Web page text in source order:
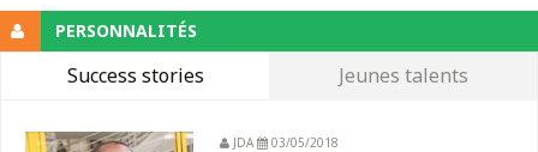
PERSONNALITÉS
Success stories Jeunes talents
JDA 03/05/2018